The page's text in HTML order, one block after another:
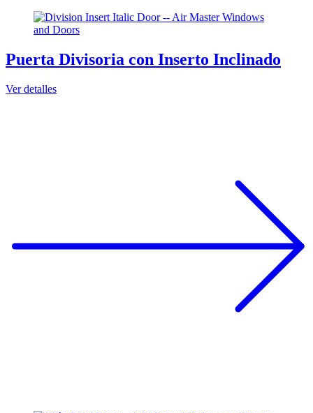
Puerta Divisoria con Inserto Inclinado
Ver detalles